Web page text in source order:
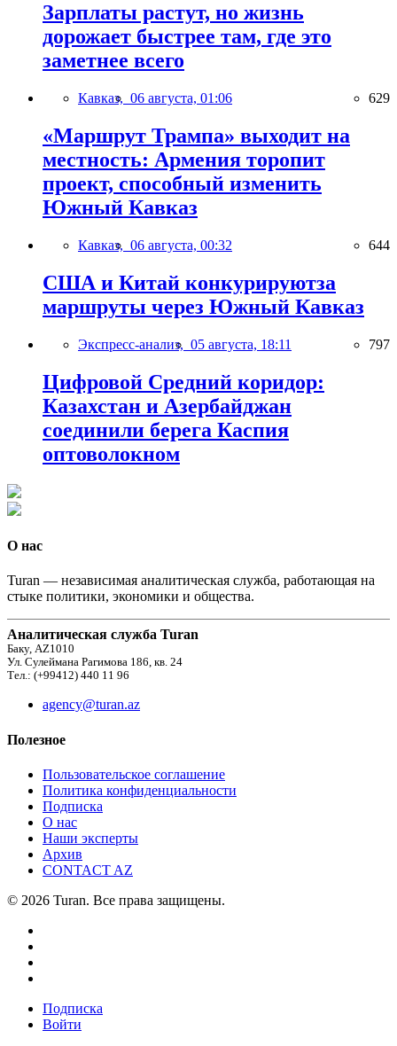
Зарплаты растут, но жизнь
дорожает быстрее там, где это
заметнее всего
Кавказ, 06 августа, 01:06 629
«Маршрут Трампа» выходит на
местность: Армения торопит
проект, способный изменить
Южный Кавказ
Кавказ, 06 августа, 00:32 644
США и Китай конкурируютза
маршруты через Южный Кавказ
Экспресс-анализ, 05 августа, 18:11 797
Цифровой Средний коридор:
Казахстан и Азербайджан
соединили берега Каспия
оптоволокном
О нас
Turan — независимая аналитическая служба, работающая на
стыке политики, экономики и общества.
Аналитическая служба Turan
Баку, AZ1010
Ул. Сулеймана Рагимова 186, кв. 24
Тел.: (+99412) 440 11 96
agency@turan.az
Полезное
Пользовательское соглашение
Политика конфиденциальности
Подписка
О нас
Наши эксперты
Архив
CONTACT AZ
© 2026 Turan. Все права защищены.
Подписка
Войти